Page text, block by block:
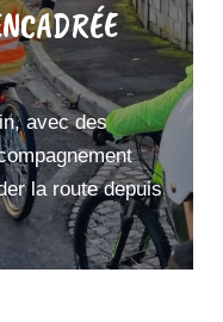
avec des
la route depuis